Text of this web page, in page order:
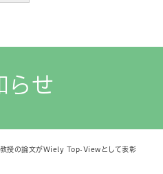
らせ
授の論文がWiely Top-Viewとして表彰